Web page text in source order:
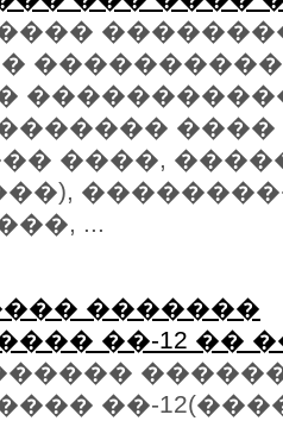
����
����,
...
�������
��-12 ��
��-